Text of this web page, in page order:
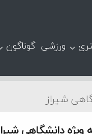
ورزشی گوناگون
شیراز